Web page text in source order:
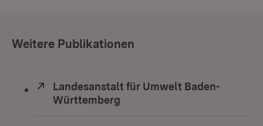
Weitere Publikationen
Extern:
Landesanstalt für Umwelt Baden-
Württemberg